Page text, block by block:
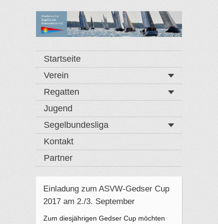
Startseite
Verein
Regatten
Jugend
Segelbundesliga
Kontakt
Partner
Einladung zum ASVW-Gedser Cup
2017 am 2./3. September
Zum diesjährigen Gedser Cup möchten